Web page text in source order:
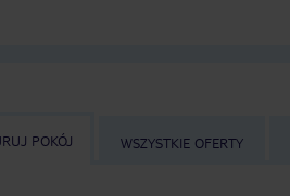
POKÓJ WSZYSTKIE OFERTY